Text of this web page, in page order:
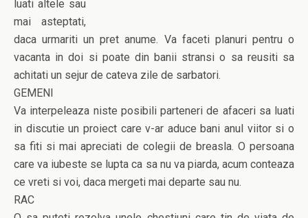
luati altele sau
mai asteptati,
daca urmariti un pret anume. Va faceti planuri pentru o
vacanta in doi si poate din banii stransi o sa reusiti sa
achitati un sejur de cateva zile de sarbatori.
GEMENI
Va interpeleaza niste posibili parteneri de afaceri sa luati
in discutie un proiect care v-ar aduce bani anul viitor si o
sa fiti si mai apreciati de colegii de breasla. O persoana
care va iubeste se lupta ca sa nu va piarda, acum conteaza
ce vreti si voi, daca mergeti mai departe sau nu.
RAC